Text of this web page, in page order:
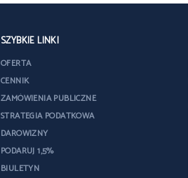
SZYBKIE LINKI
OFERTA
CENNIK
ZAMÓWIENIA PUBLICZNE
STRATEGIA PODATKOWA
DAROWIZNY
PODARUJ 1,5%
BIULETYN